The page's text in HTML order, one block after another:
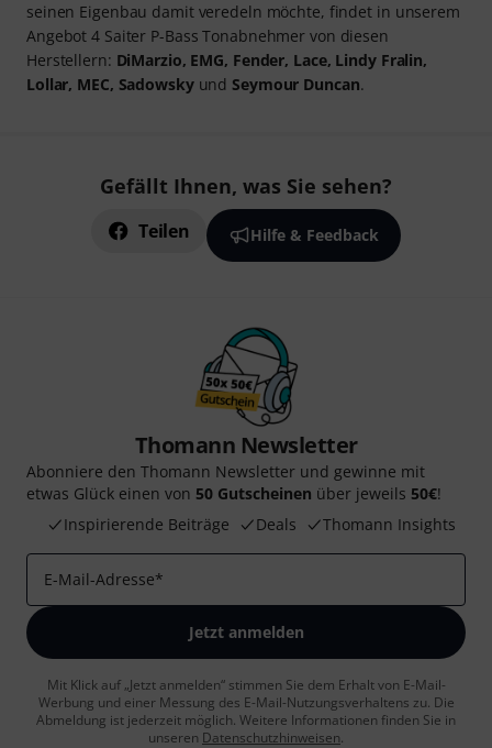
seinen Eigenbau damit veredeln möchte, findet in unserem
Angebot 4 Saiter P-Bass Tonabnehmer von diesen
Herstellern: DiMarzio, EMG, Fender, Lace, Lindy Fralin,
Lollar, MEC, SadowskyundSeymour Duncan.
Gefällt Ihnen, was Sie sehen?
Teilen Hilfe & Feedback
Thomann Newsletter
Abonniere den Thomann Newsletter und gewinne mit
etwas Glück einen von 50 Gutscheinen über jeweils 50€!
Inspirierende Beiträge
Deals Thomann Insights
E-Mail-Adresse*
Jetzt anmelden
Mit Klick auf „Jetzt anmelden“ stimmen Sie dem Erhalt von E-Mail-
Werbung und einer Messung des E-Mail-Nutzungsverhaltens zu. Die
Abmeldung ist jederzeit möglich. Weitere Informationen finden Sie in
unseren Datenschutzhinweisen.